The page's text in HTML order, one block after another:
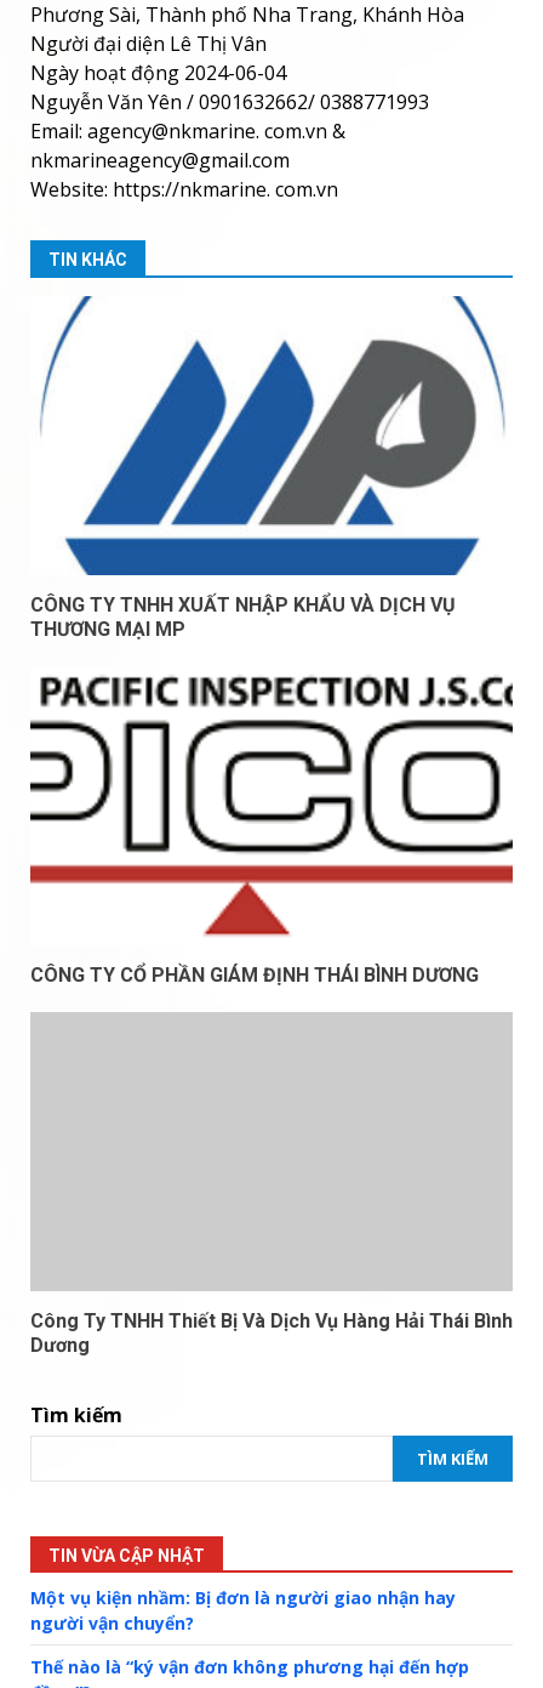
Phương Sài, Thành phố Nha Trang, Khánh Hòa
Người đại diện Lê Thị Vân
Ngày hoạt động 2024-06-04
Nguyễn Văn Yên / 0901632662/ 0388771993
Email: agency@nkmarine. com.vn &
nkmarineagency@gmail.com
Website: https://nkmarine. com.vn
TIN KHÁC
CÔNG TY TNHH XUẤT NHẬP KHẨU VÀ DỊCH VỤ
THƯƠNG MẠI MP
CÔNG TY CỔ PHẦN GIÁM ĐỊNH THÁI BÌNH DƯƠNG
Công Ty TNHH Thiết Bị Và Dịch Vụ Hàng Hải Thái Bình
Dương
Tìm kiếm
TÌM KIẾM
TIN VỪA CẬP NHẬT
Một vụ kiện nhầm: Bị đơn là người giao nhận hay
người vận chuyển?
Thế nào là “ký vận đơn không phương hại đến hợp